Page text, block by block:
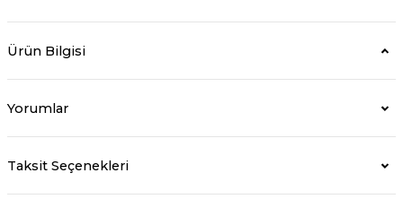
Ürün Bilgisi
Yorumlar
Taksit Seçenekleri